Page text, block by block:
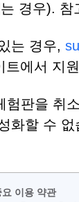
경우).
는 경우,
트에서 지
험판을 취
화할 수 없
이용 약관